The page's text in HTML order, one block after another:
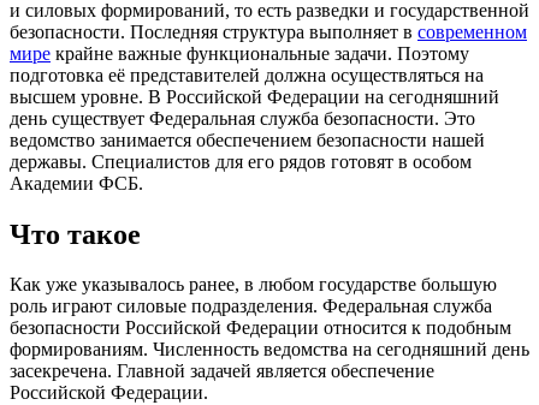
и силовых формирований, то есть разведки и государственной
безопасности. Последняя структура выполняет в современном
мире крайне важные функциональные задачи. Поэтому
подготовка её представителей должна осуществляться на
высшем уровне. В Российской Федерации на сегодняшний
день существует Федеральная служба безопасности. Это
ведомство занимается обеспечением безопасности нашей
державы. Специалистов для его рядов готовят в особом
Академии ФСБ.
Что такое
Как уже указывалось ранее, в любом государстве большую
роль играют силовые подразделения. Федеральная служба
безопасности Российской Федерации относится к подобным
формированиям. Численность ведомства на сегодняшний день
засекречена. Главной задачей является обеспечение
Российской Федерации.